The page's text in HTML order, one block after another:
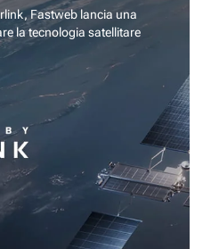
Fastweb lancia una
la tecnologia satellitare